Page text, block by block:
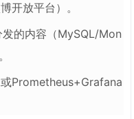
开放平台）。
发的内容（MySQL/Mon
或Prometheus+Grafana